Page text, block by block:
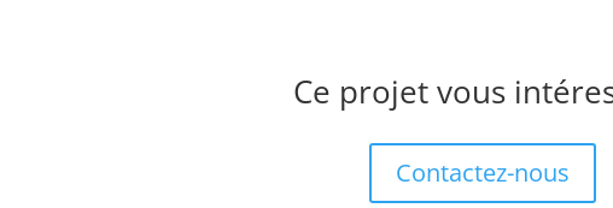
Ce projet vous
Contactez-nous